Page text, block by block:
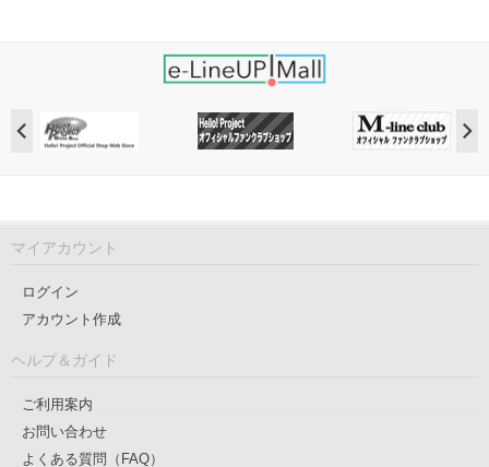
マイアカウント
ログイン
アカウント作成
ヘルプ＆ガイド
ご利用案内
お問い合わせ
よくある質問（FAQ）